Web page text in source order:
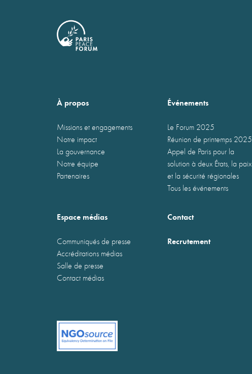
À propos
Missions et engagements
Notre impact
La gouvernance
Notre équipe
Partenaires
Événements
Le Forum 2025
Réunion de printemps 2025
Appel de Paris pour la
solution à deux États, la paix
et la sécurité régionales
Tous les événements
Espace médias
Communiqués de presse
Accréditations médias
Salle de presse
Contact médias
Contact
Recrutement